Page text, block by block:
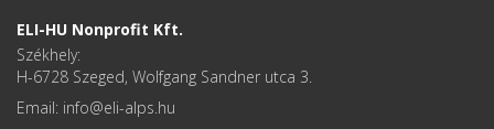
ELI-HU Nonprofit Kft.
Székhely:
H-6728 Szeged, Wolfgang Sandner utca 3.
Email: info